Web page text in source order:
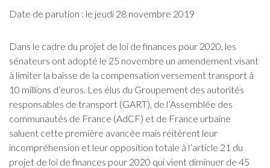
Date de parution : le jeudi 28 novembre 2019
Dans le cadre du projet de loi de finances pour 2020, les
sénateurs ont adopté le 25 novembre un amendement visant
à limiter la baisse de la compensation versement transport à
10 millions d’euros. Les élus du Groupement des autorités
responsables de transport (GART), de l’Assemblée des
communautés de France (AdCF) et de France urbaine
saluent cette première avancée mais réitèrent leur
incompréhension et leur opposition totale à l’article 21 du
projet de loi de finances pour 2020 qui vient diminuer de 45